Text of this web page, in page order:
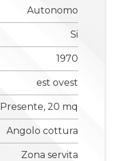
Autonomo
Si
1970
est ovest
Presente, 20 mq
Angolo cottura
Zona servita